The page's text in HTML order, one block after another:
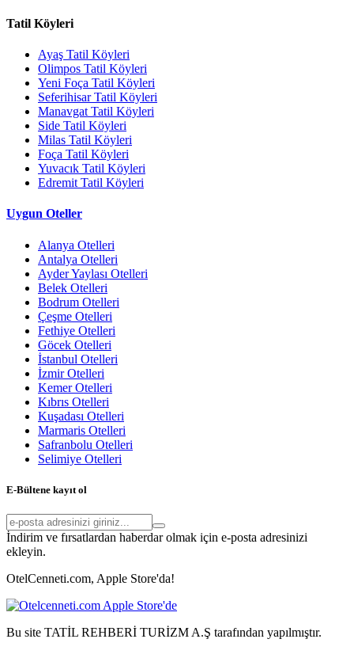
Tatil Köyleri
Ayaş Tatil Köyleri
Olimpos Tatil Köyleri
Yeni Foça Tatil Köyleri
Seferihisar Tatil Köyleri
Manavgat Tatil Köyleri
Side Tatil Köyleri
Milas Tatil Köyleri
Foça Tatil Köyleri
Yuvacık Tatil Köyleri
Edremit Tatil Köyleri
Uygun Oteller
Alanya Otelleri
Antalya Otelleri
Ayder Yaylası Otelleri
Belek Otelleri
Bodrum Otelleri
Çeşme Otelleri
Fethiye Otelleri
Göcek Otelleri
İstanbul Otelleri
İzmir Otelleri
Kemer Otelleri
Kıbrıs Otelleri
Kuşadası Otelleri
Marmaris Otelleri
Safranbolu Otelleri
Selimiye Otelleri
E-Bültene kayıt ol
İndirim ve fırsatlardan haberdar olmak için e-posta adresinizi
ekleyin.
OtelCenneti.com, Apple Store'da!
Bu site TATİL REHBERİ TURİZM A.Ş tarafından yapılmıştır.